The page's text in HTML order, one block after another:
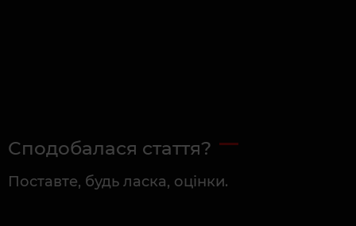
Сподобалася стаття?
Поставте, будь ласка, оцінки.